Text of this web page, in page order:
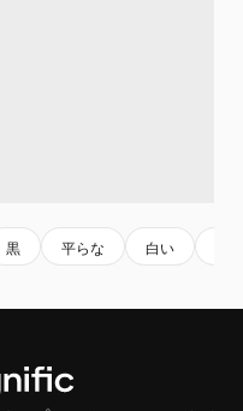
黒 平らな 白い